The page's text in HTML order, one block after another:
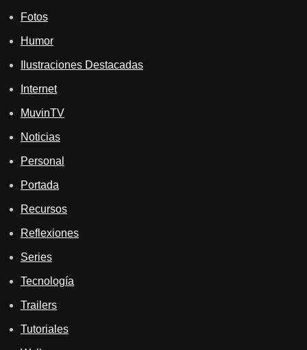
Fotos
Humor
Ilustraciones Destacadas
Internet
MuvinTV
Noticias
Personal
Portada
Recursos
Reflexiones
Series
Tecnología
Trailers
Tutoriales